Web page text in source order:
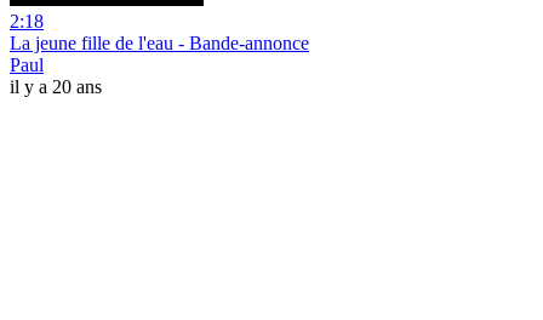
2:18
La jeune fille de l'eau - Bande-annonce
Paul
il y a 20 ans